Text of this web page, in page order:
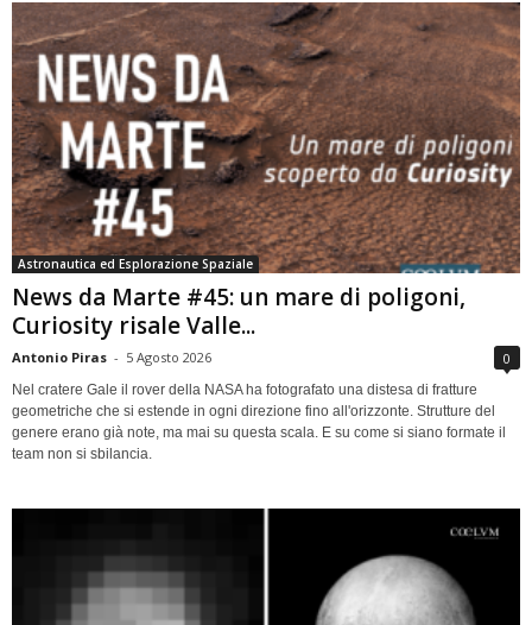
Astronautica ed Esplorazione Spaziale
News da Marte #45: un mare di poligoni,
Curiosity risale Valle...
Antonio Piras - 5 Agosto 2026 0
Nel cratere Gale il rover della NASA ha fotografato una distesa di fratture
geometriche che si estende in ogni direzione fino all'orizzonte. Strutture del
genere erano già note, ma mai su questa scala. E su come si siano formate il
team non si sbilancia.